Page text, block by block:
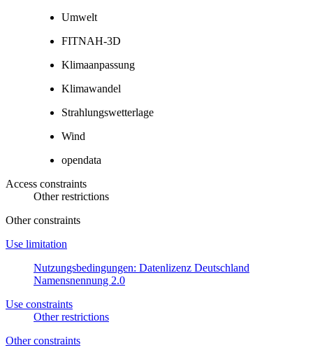
Umwelt
FITNAH-3D
Klimaanpassung
Klimawandel
Strahlungswetterlage
Wind
opendata
Access constraints
Other restrictions
Other constraints
Use limitation
Nutzungsbedingungen: Datenlizenz Deutschland
Namensnennung 2.0
Use constraints
Other restrictions
Other constraints